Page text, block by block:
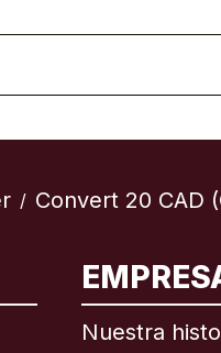
/ Convert 20 CAD
Nuestra
English